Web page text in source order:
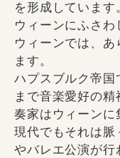
を形成しています
ウィーンにふさわ
ウィーンでは、
ます。
ハプスブルク帝国
まで音楽愛好の
奏家はウィーンに
現代でもそれは脈
やバレエ公演が行